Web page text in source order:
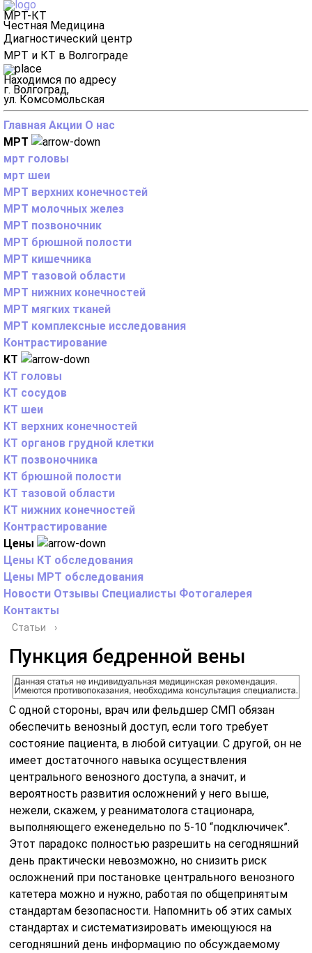
МРТ-КТ
Честная Медицина
Диагностический центр
МРТ и КТ в Волгограде
Находимся по адресу
г. Волгоград,
ул. Комсомольская
Главная Акции О нас
МРТ
мрт головы
мрт шеи
МРТ верхних конечностей
МРТ молочных желез
МРТ позвоночник
МРТ брюшной полости
МРТ кишечника
МРТ тазовой области
МРТ нижних конечностей
МРТ мягких тканей
МРТ комплексные исследования
Контрастирование
КТ
КТ головы
КТ сосудов
КТ шеи
КТ верхних конечностей
КТ органов грудной клетки
КТ позвоночника
КТ брюшной полости
КТ тазовой области
КТ нижних конечностей
Контрастирование
Цены
Цены КТ обследования
Цены МРТ обследования
Новости Отзывы Специалисты Фотогалерея
Контакты
Статьи ›
Пункция бедренной вены
С одной стороны, врач или фельдшер СМП обязан
обеспечить венозный доступ, если того требует
состояние пациента, в любой ситуации. С другой, он не
имеет достаточного навыка осуществления
центрального венозного доступа, а значит, и
вероятность развития осложнений у него выше,
нежели, скажем, у реаниматолога стационара,
выполняющего еженедельно по 5-10 “подключичек”.
Этот парадокс полностью разрешить на сегодняшний
день практически невозможно, но снизить риск
осложнений при постановке центрального венозного
катетера можно и нужно, работая по общепринятым
стандартам безопасности. Напомнить об этих самых
стандартах и систематизировать имеющуюся на
сегодняшний день информацию по обсуждаемому